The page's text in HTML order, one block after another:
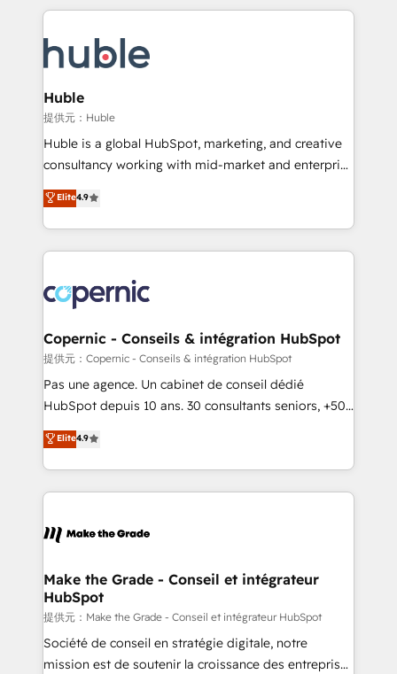
new HubSpot portal with Advanced Website and
CRM Migrations using our in-house "HubScrub" Tool.
entirely around coaching and training. That means
skills, processes, and internal team you need to
attract the right buyers, close deals faster, and grow
without outside dependencies. You’ll learn how to: •
Set up, audit, and organize your HubSpot portal •
Get your sales team fully using HubSpot • Track
pipeline and revenue across the entire buyer journey
growth • Create content and videos that attract
buyers • Use AI to scale smarter Our coaching-led
lasts. So if you're ready to become the most trusted
voice in your market, let’s talk.
Huble
提供元：Huble
Huble is a global HubSpot, marketing, and creative
consultancy working with mid-market and enterprise
businesses. We go beyond implementation, shaping
the strategy, processes, and teams that turn
HubSpot into a genuine growth engine. Named
HubSpot's Global Partner of the Year in 2024,
worldwide, and with over 15 years in the ecosystem,
Huble has built a track record that speaks for itself.
One company, one operating model, delivering
across offices and consulting teams in the UK, USA,
Canada, Germany, France, Belgium, Singapore, and
South Africa. Certified compliant with ISO/IEC
international offices and 175+ employees.
Elite4.9
Copernic - Conseils & intégration HubSpot
提供元：Copernic - Conseils & intégration HubSpot
Pas une agence. Un cabinet de conseil dédié
HubSpot depuis 10 ans. 30 consultants seniors, +500
clients, un ROI mesurable. Notre mission : faire de
HubSpot un vrai levier de performance pour votre
organisation. Cela passe par la compréhension de
vos processus, la fiabilisation de vos données et
la plateforme. Nos domaines d'intervention : -
& reprise de données - Stratégie RevOps &
alignement Marketing / Sales - Data, reporting &
tableaux de bord - Onboarding, audit &
optimisation - Intégrations métiers (ERP, téléphonie,
e-commerce) - Formation & accompagnement au
Elite4.9
Make the Grade - Conseil et intégrateur
HubSpot
提供元：Make the Grade - Conseil et intégrateur HubSpot
Société de conseil en stratégie digitale, notre
mission est de soutenir la croissance des entreprises